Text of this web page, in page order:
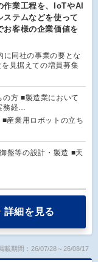
作業工程を、IoTやAI
テムなどを使って
お客様の企業価値を
に同社の事業の要とな
見据えての増員募集
方 ■製造業において
務経…
産業用ロボットの立ち
盤等の設計・製造 ■天
詳細を見る
載期間：26/07/28～26/08/17